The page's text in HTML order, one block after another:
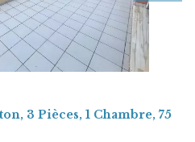
3 Pièces, 1 Chambre, 75